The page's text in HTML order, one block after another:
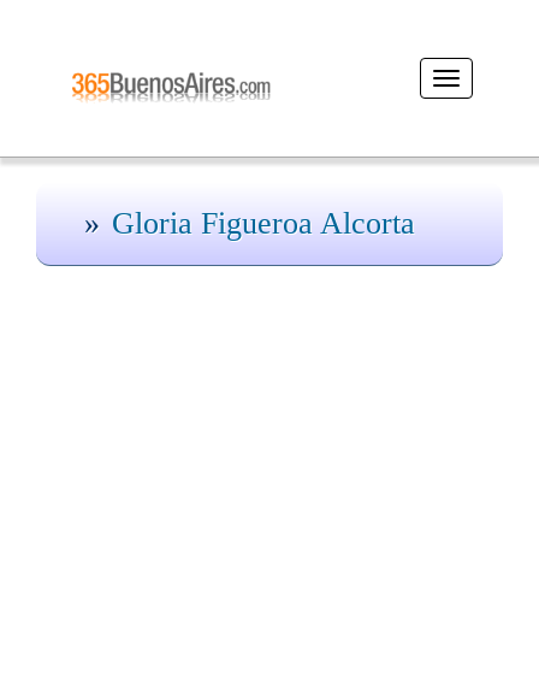
Desplegar
navegación
Gloria Figueroa Alcorta